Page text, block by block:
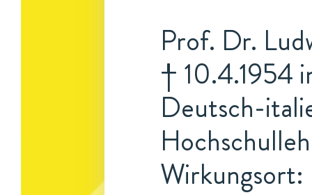
Prof. Dr.
† 10.4.1954
Deutsch-